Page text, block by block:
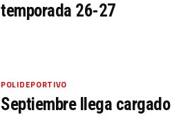
temporada 26-27
POLIDEPORTIVO
Septiembre llega